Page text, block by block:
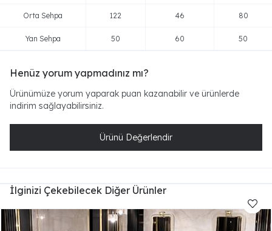
Orta Sehpa 122 46 80
Yan Sehpa 50 60 50
Henüz yorum yapmadınız mı?
Ürünümüze yorum yaparak puan kazanabilir ve ürünlerde
indirim sağlayabilirsiniz.
Ürünü Değerlendir
İlginizi Çekebilecek Diğer Ürünler